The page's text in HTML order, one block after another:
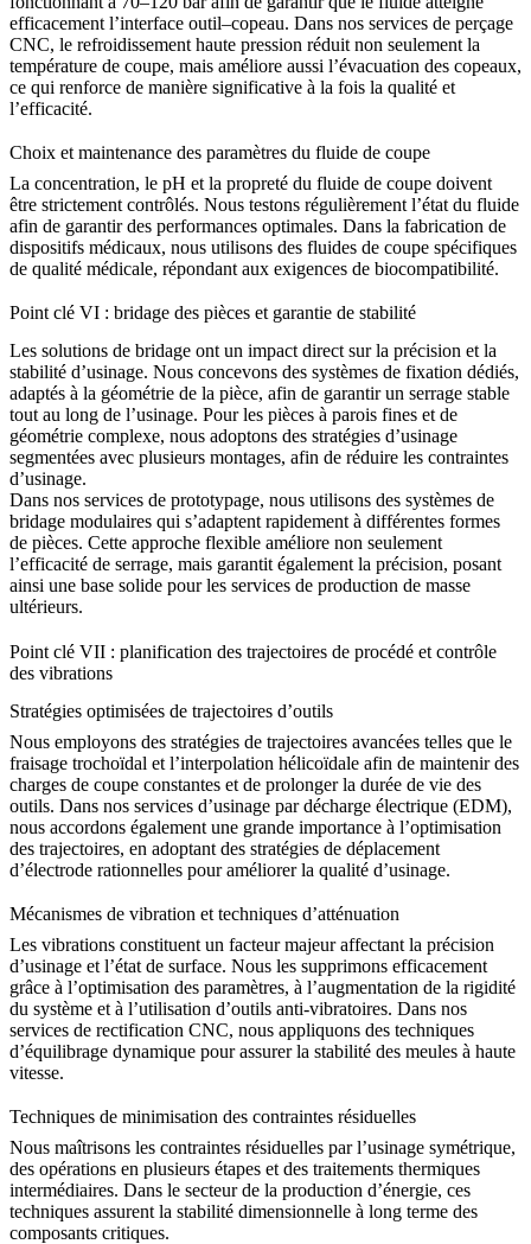
efficacement l’interface outil–copeau. Dans nos services de perçage
CNC, le refroidissement haute pression réduit non seulement la
température de coupe, mais améliore aussi l’évacuation des copeaux,
ce qui renforce de manière significative à la fois la qualité et
l’efficacité.
Choix et maintenance des paramètres du fluide de coupe
La concentration, le pH et la propreté du fluide de coupe doivent
être strictement contrôlés. Nous testons régulièrement l’état du fluide
afin de garantir des performances optimales. Dans la fabrication de
dispositifs médicaux, nous utilisons des fluides de coupe spécifiques
de qualité médicale, répondant aux exigences de biocompatibilité.
Point clé VI : bridage des pièces et garantie de stabilité
Les solutions de bridage ont un impact direct sur la précision et la
stabilité d’usinage. Nous concevons des systèmes de fixation dédiés,
adaptés à la géométrie de la pièce, afin de garantir un serrage stable
tout au long de l’usinage. Pour les pièces à parois fines et de
géométrie complexe, nous adoptons des stratégies d’usinage
segmentées avec plusieurs montages, afin de réduire les contraintes
d’usinage.
Dans nos services de prototypage, nous utilisons des systèmes de
bridage modulaires qui s’adaptent rapidement à différentes formes
de pièces. Cette approche flexible améliore non seulement
l’efficacité de serrage, mais garantit également la précision, posant
ainsi une base solide pour les services de production de masse
ultérieurs.
Point clé VII : planification des trajectoires de procédé et contrôle
des vibrations
Stratégies optimisées de trajectoires d’outils
Nous employons des stratégies de trajectoires avancées telles que le
fraisage trochoïdal et l’interpolation hélicoïdale afin de maintenir des
charges de coupe constantes et de prolonger la durée de vie des
outils. Dans nos services d’usinage par décharge électrique (EDM),
nous accordons également une grande importance à l’optimisation
des trajectoires, en adoptant des stratégies de déplacement
d’électrode rationnelles pour améliorer la qualité d’usinage.
Mécanismes de vibration et techniques d’atténuation
Les vibrations constituent un facteur majeur affectant la précision
d’usinage et l’état de surface. Nous les supprimons efficacement
grâce à l’optimisation des paramètres, à l’augmentation de la rigidité
du système et à l’utilisation d’outils anti-vibratoires. Dans nos
services de rectification CNC, nous appliquons des techniques
d’équilibrage dynamique pour assurer la stabilité des meules à haute
vitesse.
Techniques de minimisation des contraintes résiduelles
Nous maîtrisons les contraintes résiduelles par l’usinage symétrique,
des opérations en plusieurs étapes et des traitements thermiques
intermédiaires. Dans le secteur de la production d’énergie, ces
techniques assurent la stabilité dimensionnelle à long terme des
composants critiques.